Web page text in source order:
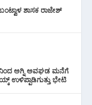
ಶಾಸಕ ರಾಜೇಶ್
ನಿಂದ ಅಗ್ನಿ ಅವಘಡ ಮನೆಗೆ
ಉಳಿಪ್ಪಾಡಿಗುತ್ತು ಭೇಟಿ